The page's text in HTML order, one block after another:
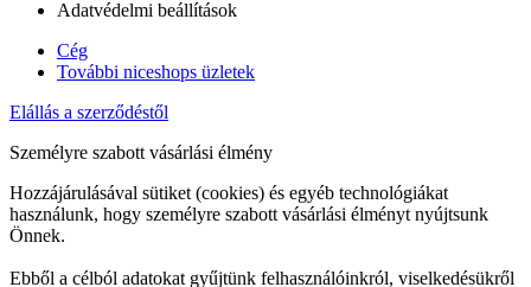
Adatvédelmi beállítások
Cég
További niceshops üzletek
Elállás a szerződéstől
Személyre szabott vásárlási élmény
Hozzájárulásával sütiket (cookies) és egyéb technológiákat
használunk, hogy személyre szabott vásárlási élményt nyújtsunk
Önnek.
Ebből a célból adatokat gyűjtünk felhasználóinkról, viselkedésükről